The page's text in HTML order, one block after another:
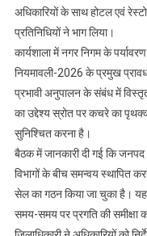
अधिकारियों के साथ होटल एवं
प्रतिनिधियों ने भाग लिया।
कार्यशाला में नगर निगम के
नियमावली-2026 के प्रमुख
प्रभावी अनुपालन के संबंध में
का उद्देश्य स्रोत पर कचरे का
सुनिश्चित करना है।
बैठक में जानकारी दी गई कि जनपद
विभागों के बीच समन्वय स्थापित
सेल का गठन किया जा चुका है। यह
समय-समय पर प्रगति की समीक्षा